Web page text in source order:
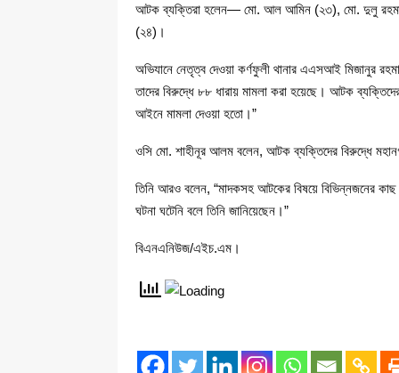
আটক ব্যক্তিরা হলেন— মো. আল আমিন (২৩), মো. দুলু
(২৪)।
অভিযানে নেতৃত্ব দেওয়া কর্ণফুলী থানার এএসআই মিজানুর
তাদের বিরুদ্ধে ৮৮ ধারায় মামলা করা হয়েছে। আটক
আইনে মামলা দেওয়া হতো।”
ওসি মো. শাহীনূর আলম বলেন, আটক ব্যক্তিদের বিরুদ্ধে
তিনি আরও বলেন, “মাদকসহ আটকের বিষয়ে বিভিন্নজনের কাছ
ঘটনা ঘটেনি বলে তিনি জানিয়েছেন।”
বিএনএনিউজ/এইচ.এম।